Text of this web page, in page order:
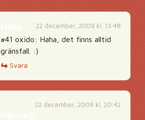
22 december, 2009 kl. 13:48
#41 oxido: Haha, det finns alltid
gränsfall. :)
Svara
22 december, 2009 kl. 20:42